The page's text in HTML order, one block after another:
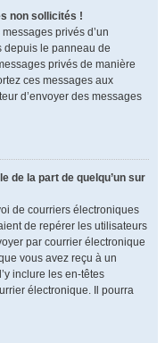
non sollicités !
privés d’un
depuis le panneau de
privés de manière
ces messages aux
d’envoyer des messages
de la part de quelqu’un sur
de courriers électroniques
de repérer les utilisateurs
par courrier électronique
vous avez reçu à un
inclure les en-têtes
électronique. Il pourra